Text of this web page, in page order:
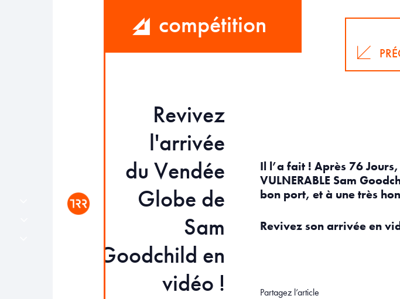
compétition
Revivez
l'arrivée
du Vendée
Globe de
Sam
Goodchild en
vidéo !
Il l’a fait ! Après 76
VULNERABLE Sam
bon port, et à une très
Revivez son arrivée en
Partagez l’article